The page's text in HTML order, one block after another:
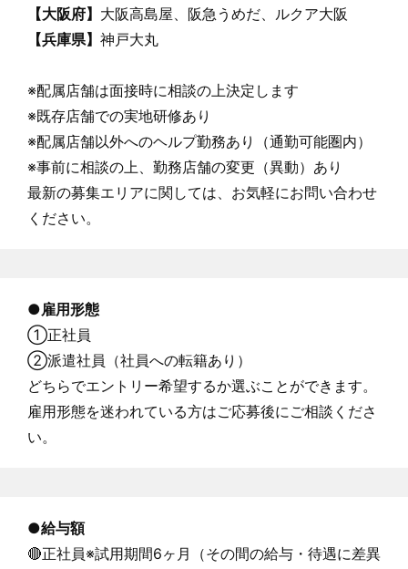
【大阪府】 大阪高島屋、阪急うめだ、ルクア大阪
【兵庫県】 神戸大丸
※配属店舗は面接時に相談の上決定します
※既存店舗での実地研修あり
※配属店舗以外へのヘルプ勤務あり（通勤可能圏内）
※事前に相談の上、勤務店舗の変更（異動）あり
最新の募集エリアに関しては、お気軽にお問い合わせ
ください。
●雇用形態
①正社員
②派遣社員（社員への転籍あり）
どちらでエントリー希望するか選ぶことができます。
雇用形態を迷われている方はご応募後にご相談くださ
い。
●給与額
🔴正社員※試用期間6ヶ月（その間の給与・待遇に差異